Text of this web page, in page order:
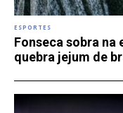
ESPORTES
Fonseca sobra na
quebra jejum de